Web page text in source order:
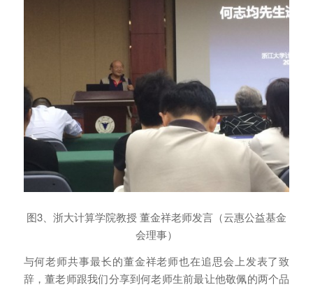
图3、浙大计算学院教授 董金祥老师发言（云惠公益基金
会理事）
与何老师共事最长的董金祥老师也在追思会上发表了致
辞，董老师跟我们分享到何老师生前最让他敬佩的两个品